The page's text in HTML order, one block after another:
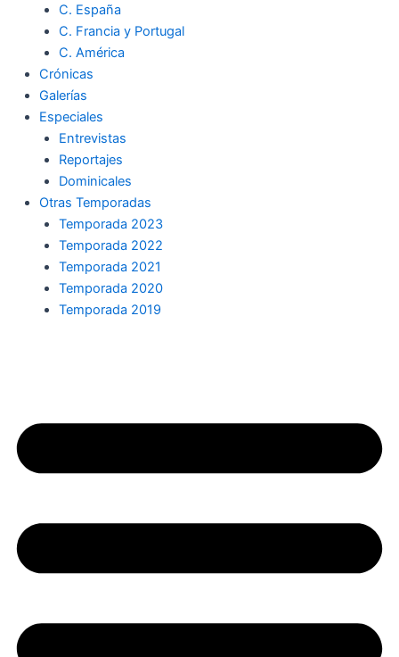
C. España
C. Francia y Portugal
C. América
Crónicas
Galerías
Especiales
Entrevistas
Reportajes
Dominicales
Otras Temporadas
Temporada 2023
Temporada 2022
Temporada 2021
Temporada 2020
Temporada 2019